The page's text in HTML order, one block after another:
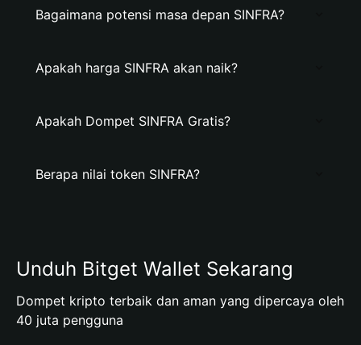
Bagaimana potensi masa depan SINFRA?
Apakah harga SINFRA akan naik?
Apakah Dompet SINFRA Gratis?
Berapa nilai token SINFRA?
Unduh Bitget Wallet Sekarang
Dompet kripto terbaik dan aman yang dipercaya oleh
40 juta pengguna